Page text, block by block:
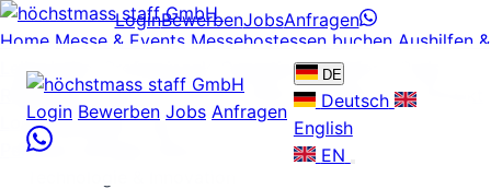
LoginBewerbenJobsAnfragen
Login Bewerben Jobs Anfragen
DE
Deutsch
English
EN
Home Messe & Events Messehostessen buchen Aushilfen &
Leiharbeiter
Operations Plattform
Referenzen Über uns Karriere News Ratgeber FAQ
LoginBewerbenJobs
Personal anfragen
06134 / 584 280-0